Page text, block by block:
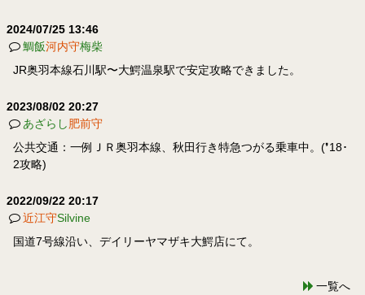
2024/07/25 13:46
鯛飯河内守梅柴
JR奥羽本線石川駅〜大鰐温泉駅で安定攻略できました。
2023/08/02 20:27
あざらし肥前守
公共交通：一例ＪＲ奥羽本線、秋田行き特急つがる乗車中。(❜18･
2攻略)
2022/09/22 20:17
近江守Silvine
国道7号線沿い、デイリーヤマザキ大鰐店にて。
一覧へ